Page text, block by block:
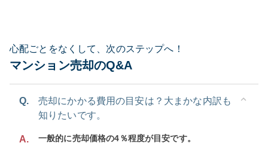
心配ごとをなくして、次のステップへ！
マンション売却のQ&A
Q.
売却にかかる費用の目安は？大まかな内訳も
知りたいです。
A.
一般的に売却価格の4％程度が目安です。